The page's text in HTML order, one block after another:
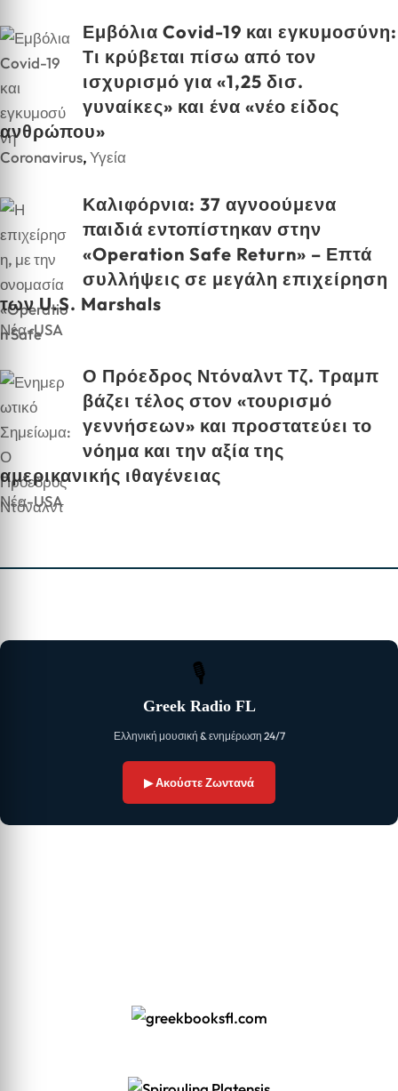
Εμβόλια Covid-19 και εγκυμοσύνη:
Τι κρύβεται πίσω από τον
ισχυρισμό για «1,25 δισ.
γυναίκες» και ένα «νέο είδος
ανθρώπου»
Coronavirus,Υγεία
Καλιφόρνια: 37 αγνοούμενα
παιδιά εντοπίστηκαν στην
«Operation Safe Return» – Επτά
συλλήψεις σε μεγάλη επιχείρηση
των U.S. Marshals
Νέα-USA
Ο Πρόεδρος Ντόναλντ Τζ. Τραμπ
βάζει τέλος στον «τουρισμό
γεννήσεων» και προστατεύει το
νόημα και την αξία της
αμερικανικής ιθαγένειας
Νέα-USA
🎙
Greek Radio FL
Ελληνική μουσική & ενημέρωση 24/7
▶ Ακούστε Ζωντανά